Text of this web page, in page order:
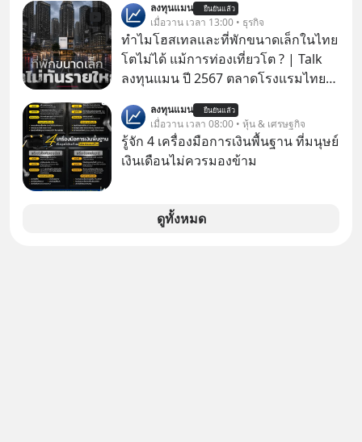
ปีก่อน แล้วเราจะหยุดวงจรความอยาก
ในใจเพื่อความสุขที่ยั่งยืนได้อย่างไร?
ติดตามได้ในพอดแคสต์ 5M EP. นี้
#goodtime #5minutespodcast
#missiontothemoonpodcast
เรื่องจ้อจี้ หาคำตอบได้ที่ “ป้าเก๋าเล่ากล
โกง” EP4 ตอน “เขาบอกว่าจะได้เงิน
คืน” #ป้าเก๋าเล่ากลโกง #แก้เกมกลโกง
#อยู่อย่างยั่งยืน #Cybersecurity #เตือน
ภัยออนไลน์
ลงทุนแมน ยืนยันแล้ว
เมื่อวาน เวลา 13:00 • ธุรกิจ
ทำไมโฮสเทลและที่พักขนาดเล็กในไทย
โตไม่ได้ แม้การท่องเที่ยวโต ? | Talk
ลงทุนแมน ปี 2567 ตลาดโรงแรมไทย
หรือไม่ว่า รายได้กว่า 85% กระจุกอยู่กับ
ผู้ประกอบการรายใหญ่ และมีอัตราการ
เติบโตได้ถึง 16% ขณะที่ผู้ประกอบการ
เพียง 1.3% เท่านั้น เกิดอะไรขึ้นกับที่พัก
รายเล็ก ? อะไรคือข้อจำกัดที่ทำให้โต
ลงทุนแมน ยืนยันแล้ว
เมื่อวาน เวลา 08:00 • หุ้น & เศรษฐกิจ
รู้จัก 4 เครื่องมือการเงินพื้นฐาน ที่มนุษย์
เงินเดือนไม่ควรมองข้าม
ดูทั้งหมด